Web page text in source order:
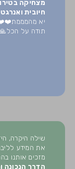
מצחיקה
חיובית
יא
תודה על
שילה היקרה,
את המידע
מזכים אותנו
הדרך הנכונה